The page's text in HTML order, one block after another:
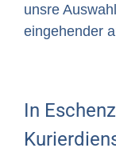
unsre
eingehender
In